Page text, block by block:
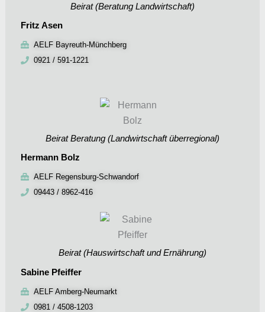
Beirat (Beratung Landwirtschaft)
Fritz Asen
AELF Bayreuth-Münchberg
0921 / 591-1221
Beirat Beratung (Landwirtschaft überregional)
Hermann Bolz
AELF Regensburg-Schwandorf
09443 / 8962-416
Beirat (Hauswirtschaft und Ernährung)
Sabine Pfeiffer
AELF Amberg-Neumarkt
0981 / 4508-1203